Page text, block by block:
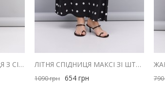
ДОВГА ЖІНОЧА СПІДНИЦЯ З СІТОЧКИ СВІТЛО-БЕЖЕВА З ЛЕОПАРДОВИМ ПРИНТОМ ЛІТНЯ СПІДНИЦЯ МАКСІ ЗІ ШТАПЕЛЮ ЧОРНА В ВЕЛИКИЙ ГОРОШОК
1090грн 654 грн 790